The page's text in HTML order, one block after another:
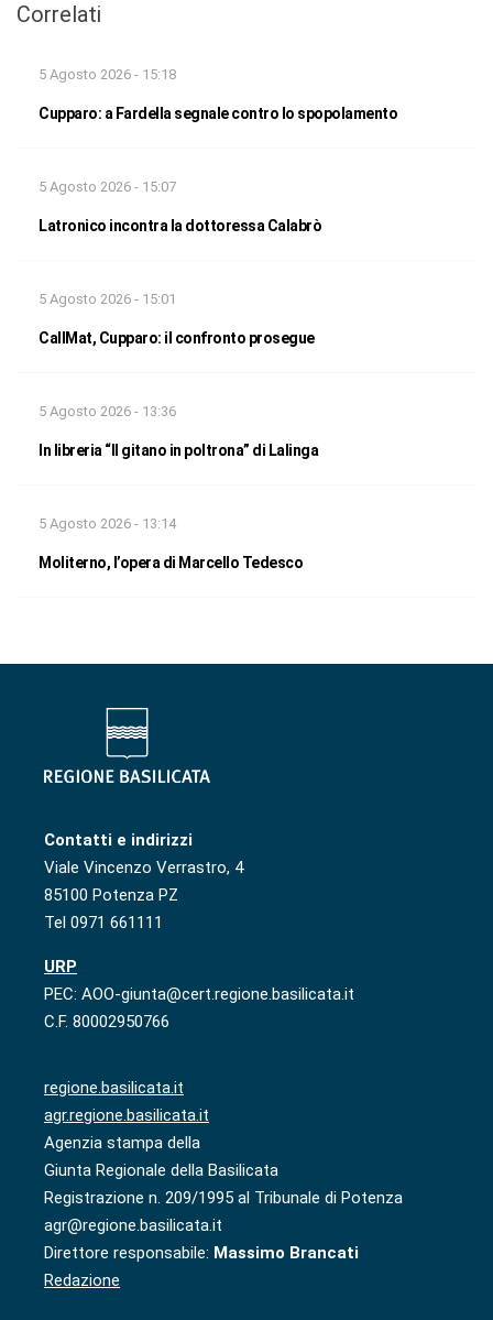
Correlati
5 Agosto 2026 - 15:18
Cupparo: a Fardella segnale contro lo spopolamento
5 Agosto 2026 - 15:07
Latronico incontra la dottoressa Calabrò
5 Agosto 2026 - 15:01
CallMat, Cupparo: il confronto prosegue
5 Agosto 2026 - 13:36
In libreria “Il gitano in poltrona” di Lalinga
5 Agosto 2026 - 13:14
Moliterno, l’opera di Marcello Tedesco
Contatti e indirizzi
Viale Vincenzo Verrastro, 4
85100 Potenza PZ
Tel 0971 661111
URP
PEC: AOO-giunta@cert.regione.basilicata.it
C.F. 80002950766
regione.basilicata.it
agr.regione.basilicata.it
Agenzia stampa della
Giunta Regionale della Basilicata
Registrazione n. 209/1995 al Tribunale di Potenza
agr@regione.basilicata.it
Direttore responsabile: Massimo Brancati
Redazione